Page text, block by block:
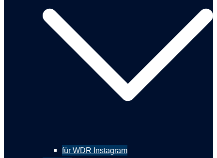
für WDR Instagram